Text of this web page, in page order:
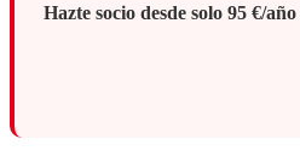
Hazte socio desde solo 95 €/año